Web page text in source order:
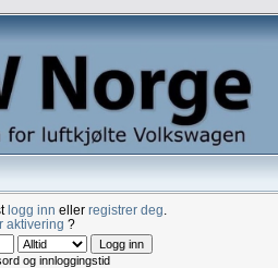
logg inn eller registrer deg
aktivering ?
og innloggingstid